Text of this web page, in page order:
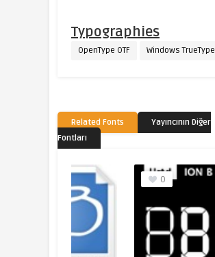
Typographies
OpenType OTF Windows TrueType
Related Fonts
Yayıncının Diğer
Fontları
0